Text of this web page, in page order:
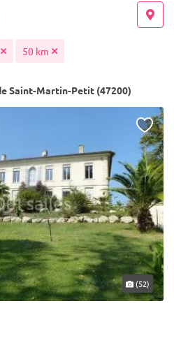
50 km
Saint-Martin-Petit (47200)
(52)